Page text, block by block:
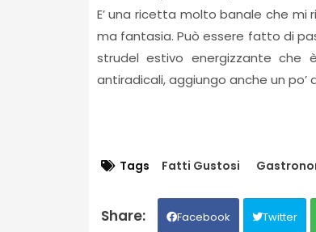
E’ una ricetta molto banale che mi
ma fantasia. Può essere fatto di
strudel estivo energizzante che
antiradicali, aggiungo anche un
Tags Fatti Gustosi
Facebook Twitter